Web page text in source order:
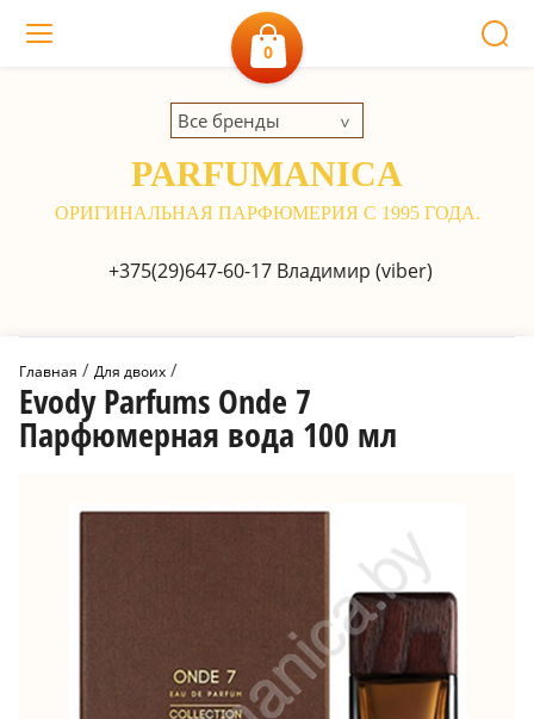
0
+375(29)647-60-17Владимир (viber)
Все бренды
PARFUMANICA
ОРИГИНАЛЬНАЯ ПАРФЮМЕРИЯ С 1995 ГОДА.
Главная / Для двоих /
Evody Parfums Onde 7
Парфюмерная вода 100 мл